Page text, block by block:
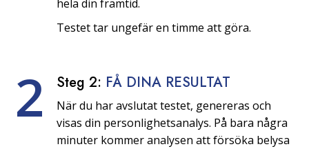
hela din framtid.
Testet tar ungefär en timme att göra.
2 Steg 2: FÅ DINA RESULTAT
När du har avslutat testet, genereras och
visas din personlighetsanalys. På bara några
minuter kommer analysen att försöka belysa